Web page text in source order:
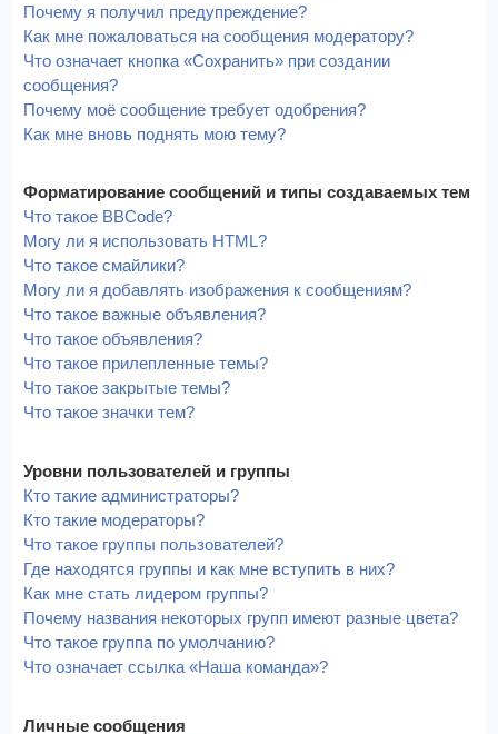
Почему я получил предупреждение?
Как мне пожаловаться на сообщения модератору?
Что означает кнопка «Сохранить» при создании
сообщения?
Почему моё сообщение требует одобрения?
Как мне вновь поднять мою тему?
Форматирование сообщений и типы создаваемых тем
Что такое BBCode?
Могу ли я использовать HTML?
Что такое смайлики?
Могу ли я добавлять изображения к сообщениям?
Что такое важные объявления?
Что такое объявления?
Что такое прилепленные темы?
Что такое закрытые темы?
Что такое значки тем?
Уровни пользователей и группы
Кто такие администраторы?
Кто такие модераторы?
Что такое группы пользователей?
Где находятся группы и как мне вступить в них?
Как мне стать лидером группы?
Почему названия некоторых групп имеют разные цвета?
Что такое группа по умолчанию?
Что означает ссылка «Наша команда»?
Личные сообщения